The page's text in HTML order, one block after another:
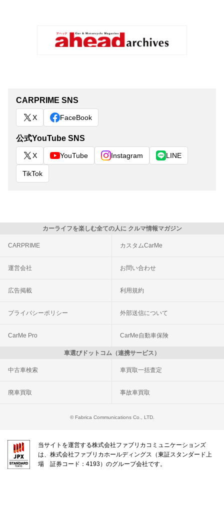
CARPRIME SNS
X FaceBook
公式YouTube SNS
X YouTube Instagram LINE
TikTok
カーライフを楽しむ全ての人に クルマ情報マガジン
CARPRIME カスタムCarMe
運営会社 お問い合わせ
広告掲載 利用規約
プライバシーポリシー 外部送信について
CarMe Pro CarMe自動車保険
車選びドットコム（連携サービス）
中古車検索 車買取一括査定
廃車買取 事故車買取
© Fabrica Communications Co., LTD.
当サイトを運営する株式会社ファブリカコミュニケーションズ
は、株式会社ファブリカホールディングス（東証スタンダード上
場 証券コード：4193）のグループ会社です。